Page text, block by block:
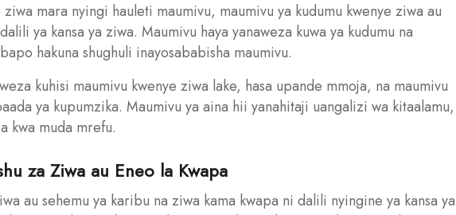
mara nyingi hauleti maumivu, maumivu ya kudumu kwenye ziwa au
ya kansa ya ziwa. Maumivu haya yanaweza kuwa ya kudumu na
hakuna shughuli inayosababisha maumivu.
kuhisi maumivu kwenye ziwa lake, hasa upande mmoja, na maumivu
ya kupumzika. Maumivu ya aina hii yanahitaji uangalizi wa kitaalamu,
kwa muda mrefu.
za Ziwa au Eneo la Kwapa
au sehemu ya karibu na ziwa kama kwapa ni dalili nyingine ya kansa ya